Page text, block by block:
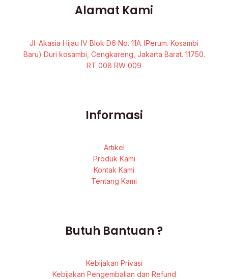
Alamat Kami
Jl. Akasia Hijau IV Blok D6 No. 11A (Perum. Kosambi
Baru) Duri kosambi, Cengkareng, Jakarta Barat. 11750.
RT 008 RW 009
Informasi
Artikel
Produk Kami
Kontak Kami
Tentang Kami
Butuh Bantuan ?
Kebijakan Privasi
Kebijakan Pengembalian dan Refund